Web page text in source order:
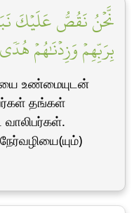
نَّحۡنُ نَقُصُّ عَلَيۡكَ
بِرَبِّهِمۡ وَزِدۡنَٰهُمۡ هُدٗى
உண்மையுடன்
தங்கள்